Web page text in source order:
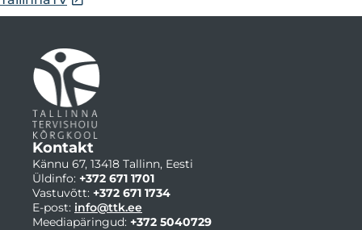
Kontakt
Kännu 67, 13418 Tallinn, Eesti
Üldinfo: +372 671 1701
Vastuvõtt: +372 671 1734
E-post: info@ttk.ee
Meediapäringud: +372 5040729